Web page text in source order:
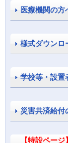
医療機関の方
様式ダウンロ
学校等・設置
災害共済給付
【特設ページ】